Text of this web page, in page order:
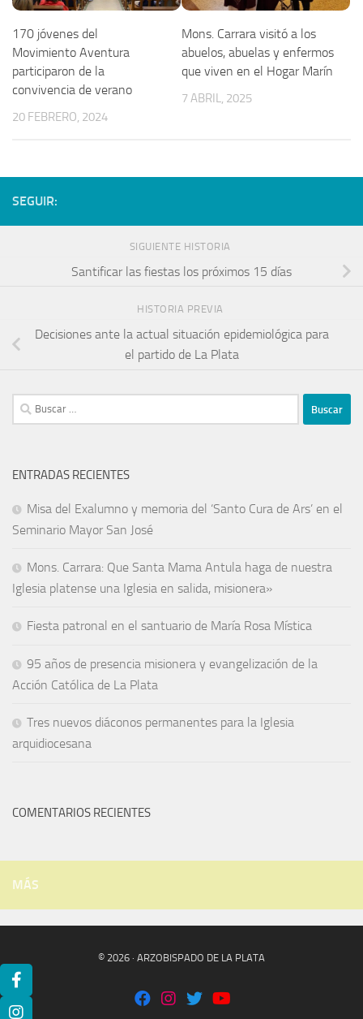
170 jóvenes del
Movimiento Aventura
participaron de la
convivencia de verano
20 FEBRERO, 2024
Mons. Carrara visitó a los
abuelos, abuelas y enfermos
que viven en el Hogar Marín
7 ABRIL, 2025
SEGUIR:
SIGUIENTE HISTORIA
Santificar las fiestas los próximos 15 días
HISTORIA PREVIA
Decisiones ante la actual situación epidemiológica para
el partido de La Plata
ENTRADAS RECIENTES
Misa del Exalumno y memoria del ‘Santo Cura de Ars’ en el
Seminario Mayor San José
Mons. Carrara: Que Santa Mama Antula haga de nuestra
Iglesia platense una Iglesia en salida, misionera»
Fiesta patronal en el santuario de María Rosa Mística
95 años de presencia misionera y evangelización de la
Acción Católica de La Plata
Tres nuevos diáconos permanentes para la Iglesia
arquidiocesana
COMENTARIOS RECIENTES
MÁS
© 2026 · ARZOBISPADO DE LA PLATA